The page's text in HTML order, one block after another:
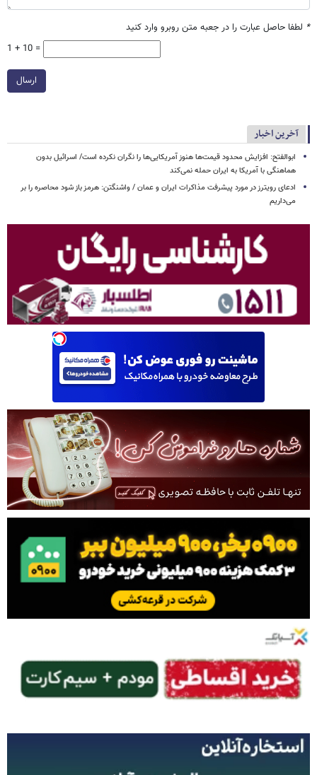
* لطفا حاصل عبارت را در جعبه متن روبرو وارد کنید
1 + 10 =
ارسال
آخرین اخبار
ابوالفتح: افزایش محدود قیمت‌ها هنوز آمریکایی‌ها را نگران نکرده است/ اسرائیل بدون
هماهنگی با آمریکا به ایران حمله نمی‌کند
ادعای رویترز در مورد پیشرفت مذاکرات ایران و عمان / واشنگتن: هرمز باز شود محاصره را بر
می‌داریم